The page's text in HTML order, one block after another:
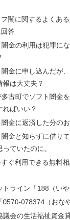
闇に関するよくあ
答
金の利用は犯罪に
金に申し込んだが
報は大丈夫？
古町でソフト闇金
ればいい？
金に返済した分の
金と知らずに借り
ていたのに。
ぐ利用できる無料
トライン「188（いや
0570-078374（おな
議会の生活福祉資金